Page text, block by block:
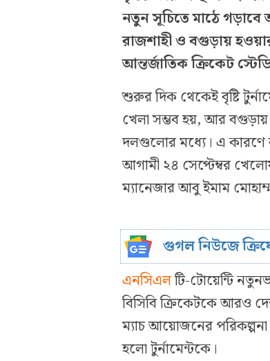
নতুন সূচিতে মাঠে গড়াবে
রাজশাহী ও বগুড়ায়
আন্তর্জাতিক ক্রিকেট
শুরুর দিক থেকেই বৃষ্টি
খেলা সম্ভব হয়, আর বগুড়ায়
দলগুলোর মধ্যে। এ কারণে
আগামী ২৪ সেপ্টেম্বর
ম্যানেজার আবু ইমাম
গুগল নিউজে
এনসিএলটি-টোয়েন্টি
বিসিবি ক্রিকেটকে আরও
ম্যাচ আয়োজনের
হলো টুর্নামেন্টকে।